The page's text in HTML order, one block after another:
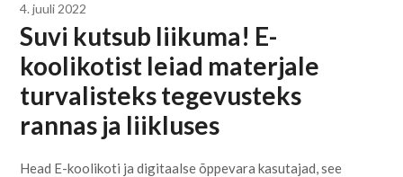
4. juuli 2022
Suvi kutsub liikuma! E-
koolikotist leiad materjale
turvalisteks tegevusteks
rannas ja liikluses
Head E-koolikoti ja digitaalse õppevara kasutajad, see